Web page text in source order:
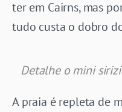
ter em Cairns, mas
tudo custa o dobro
Detalhe o mini
A praia é repleta de